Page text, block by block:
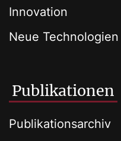
Innovation
Neue Technologien
Publikationen
Publikationsarchiv